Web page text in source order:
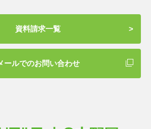
資料請求一覧
ールでのお問い合わせ